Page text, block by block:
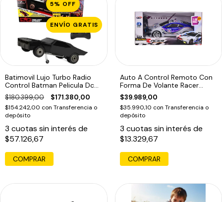
5% OFF
ENVÍO GRATIS
Batimovil Lujo Turbo Radio
Control Batman Pelicula Dc
Comics
$180.399,00 $171.380,00
$154.242,00 con Transferencia o
depósito
3 cuotas sin interés de
$57.126,67
COMPRAR
Auto A Control Remoto Con
Forma De Volante Racer
Turbo 1:18
$39.989,00
$35.990,10 con Transferencia o
depósito
3 cuotas sin interés de
$13.329,67
COMPRAR